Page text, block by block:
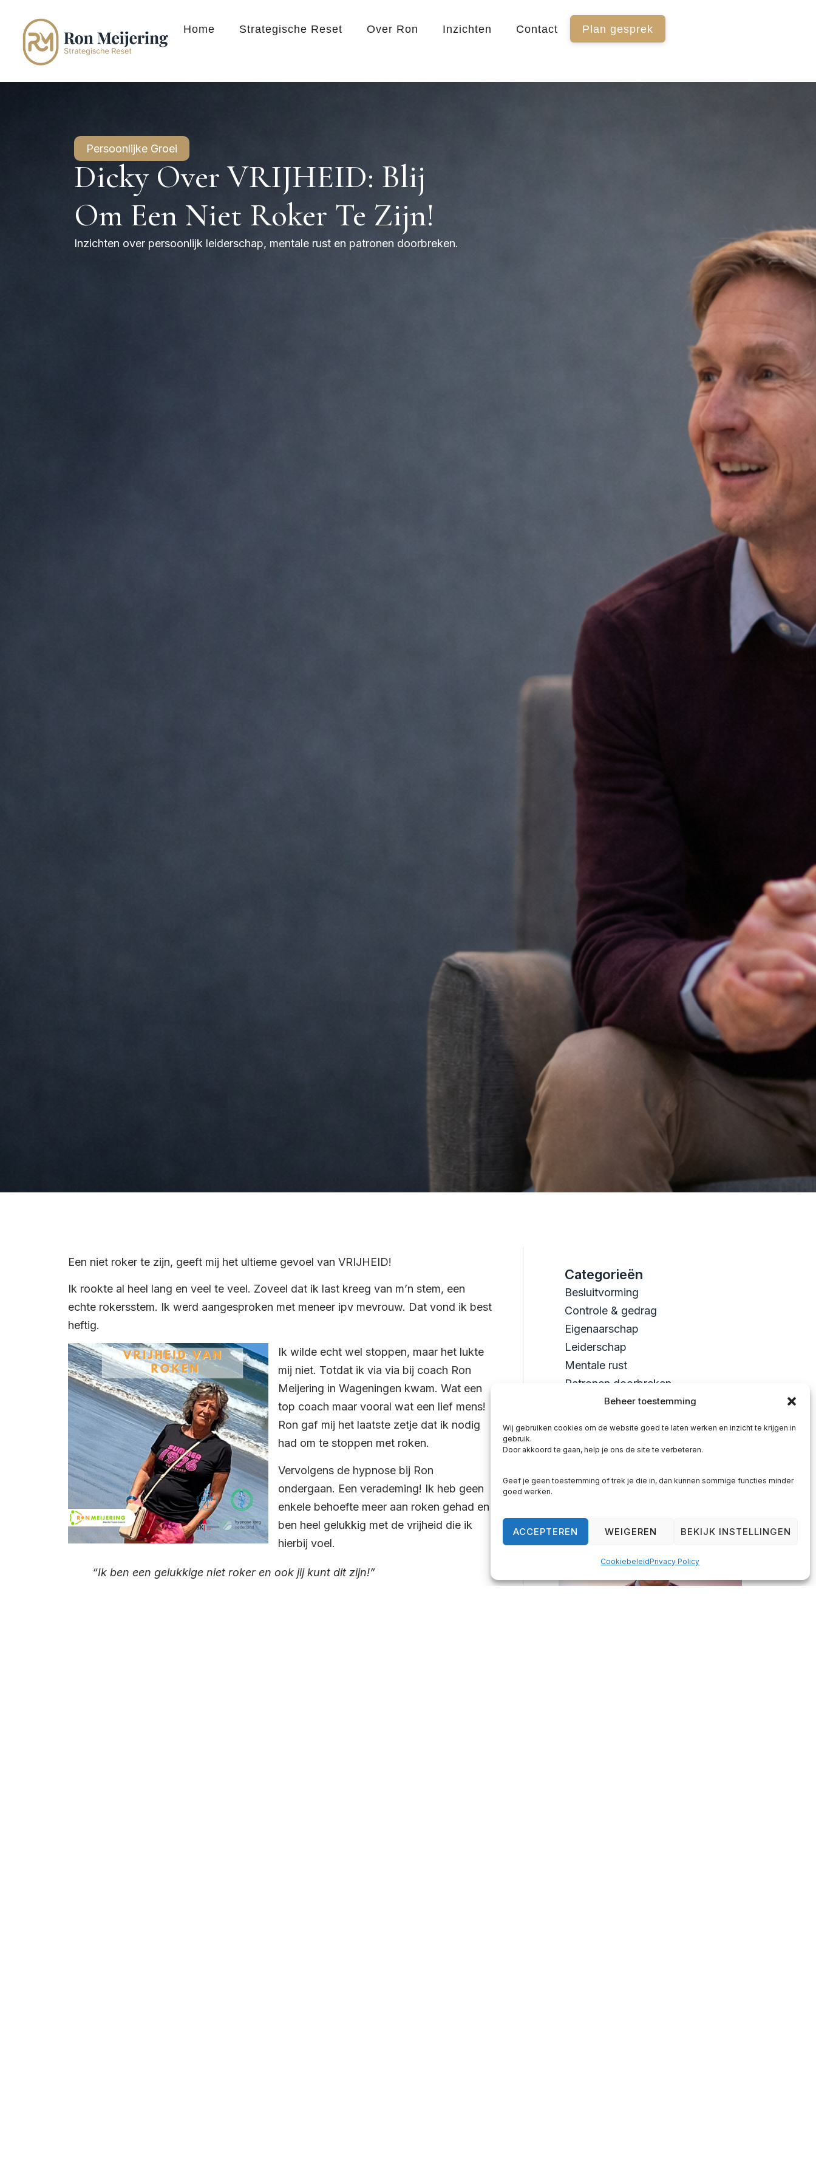
Beheer toestemming
Wij gebruiken cookies om de website goed te laten werken en inzicht te krijgen in
gebruik.
Door akkoord te gaan, help je ons de site te verbeteren.
Geef je geen toestemming of trek je die in, dan kunnen sommige functies minder
goed werken.
ACCEPTEREN WEIGEREN BEKIJK INSTELLINGEN
CookiebeleidPrivacy Policy
Home Strategische Reset Over Ron Inzichten Contact Plan gesprek
Persoonlijke Groei
Dicky Over VRIJHEID: Blij
Om Een Niet Roker Te Zijn!
Inzichten over persoonlijk leiderschap, mentale rust en patronen doorbreken.
Categorieën
Besluitvorming
Controle & gedrag
Eigenaarschap
Leiderschap
Mentale rust
Patronen doorbreken
Persoonlijke groei
Blijf je lezen…
of ga je het doorbreken?
Een niet roker te zijn, geeft mij het ultieme gevoel van VRIJHEID!
Ik rookte al heel lang en veel te veel. Zoveel dat ik last kreeg van m’n stem, een
echte rokersstem. Ik werd aangesproken met meneer ipv mevrouw. Dat vond ik best
heftig.
Ik wilde echt wel stoppen, maar het lukte
mij niet. Totdat ik via via bij coach Ron
Meijering in Wageningen kwam. Wat een
top coach maar vooral wat een lief mens!
Ron gaf mij het laatste zetje dat ik nodig
had om te stoppen met roken.
Vervolgens de hypnose bij Ron
ondergaan. Een verademing! Ik heb geen
enkele behoefte meer aan roken gehad en
ben heel gelukkig met de vrijheid die ik
hierbij voel.
“Ik ben een gelukkige niet roker en ook jij kunt dit zijn!”